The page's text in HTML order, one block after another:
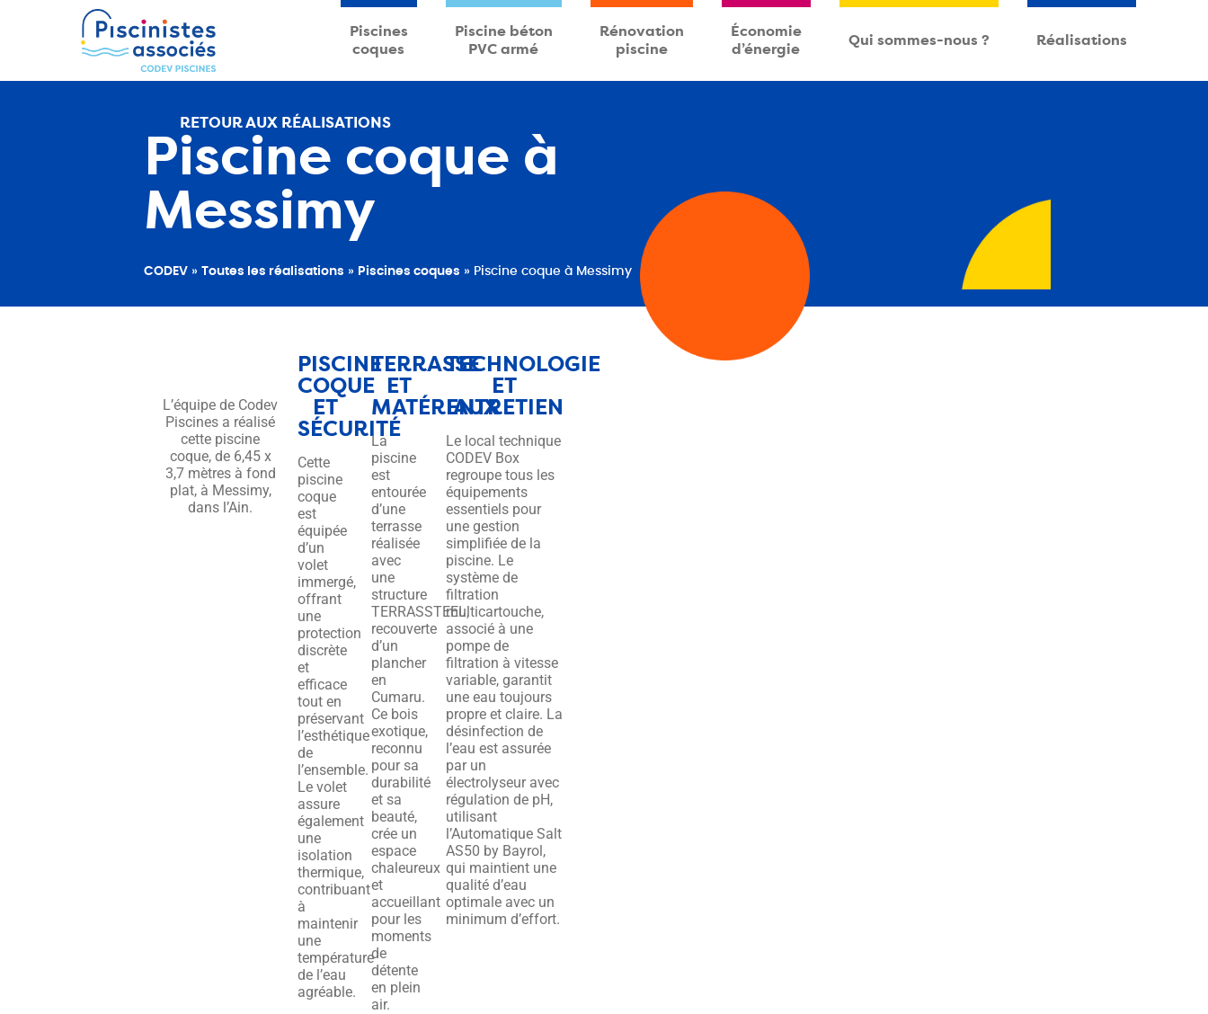
Piscines
coques
Piscine béton
PVC armé
Rénovation
piscine
Économie
d’énergie
Qui sommes-nous ? Réalisations
RETOUR AUX RÉALISATIONS
Piscine coque à
Messimy
CODEV » Toutes les réalisations » Piscines coques » Piscine coque à Messimy
L’équipe de Codev
Piscines a réalisé
cette piscine
coque, de 6,45 x
3,7 mètres à fond
plat, à Messimy,
dans l’Ain.
PISCINE
COQUE
ET
SÉCURITÉ
Cette
piscine
coque
est
équipée
d’un
volet
immergé,
offrant
une
protection
discrète
et
efficace
tout en
préservant
l’esthétique
de
l’ensemble.
Le volet
assure
également
une
isolation
thermique,
contribuant
à
maintenir
une
température
de l’eau
agréable.
TERRASSE
ET
MATÉRIAUX
La
piscine
est
entourée
d’une
terrasse
réalisée
avec
une
structure
TERRASSTEEL,
recouverte
d’un
plancher
en
Cumaru.
Ce bois
exotique,
reconnu
pour sa
durabilité
et sa
beauté,
crée un
espace
chaleureux
et
accueillant
pour les
moments
de
détente
en plein
air.
TECHNOLOGIE
ET
ENTRETIEN
Le local technique
CODEV Box
regroupe tous les
équipements
essentiels pour
une gestion
simplifiée de la
piscine. Le
système de
filtration
multicartouche,
associé à une
pompe de
filtration à vitesse
variable, garantit
une eau toujours
propre et claire. La
désinfection de
l’eau est assurée
par un
électrolyseur avec
régulation de pH,
utilisant
l’Automatique Salt
AS50 by Bayrol,
qui maintient une
qualité d’eau
optimale avec un
minimum d’effort.